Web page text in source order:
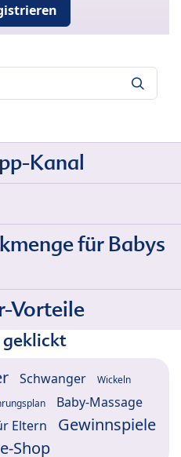
Kanal
für Babys
Vorteile
Schwanger Wickeln
Baby-Massage
Eltern
Gewinnspiele
Shop